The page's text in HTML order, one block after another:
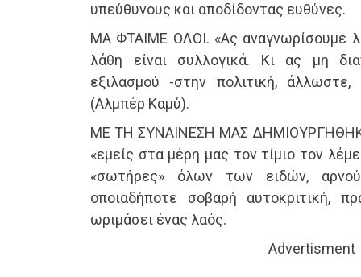
υπεύθυνους και αποδίδοντας ευθύνες.
ΜΑ ΦΤΑΙΜΕ ΟΛΟΙ. «Ας αναγνωρίσουμε
λάθη είναι συλλογικά. Κι ας μη
εξιλασμού -στην πολιτική, άλλωστε,
(Αλμπέρ Καμύ).
ΜΕ ΤΗ ΣΥΝΑΙΝΕΣΗ ΜΑΣ
«εμείς στα μέρη μας τον τίμιο τον
«σωτήρες» όλων των ειδών,
οποιαδήποτε σοβαρή αυτοκριτική,
ωριμάσει ένας λαός.
Advertisment